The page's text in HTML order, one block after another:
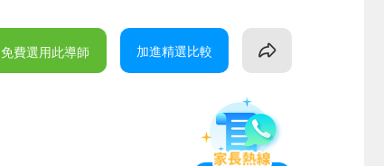
免費選用此導師 加進精選比較